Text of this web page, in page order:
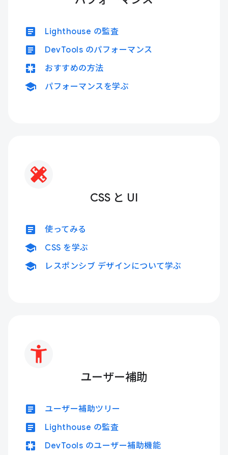
article Lighthouse の監査
article DevTools のパフォーマンス
pages おすすめの方法
school パフォーマンスを学ぶ
CSS と UI
article 使ってみる
school CSS を学ぶ
school レスポンシブ デザインについて学ぶ
ユーザー補助
article ユーザー補助ツリー
article Lighthouse の監査
pages DevTools のユーザー補助機能